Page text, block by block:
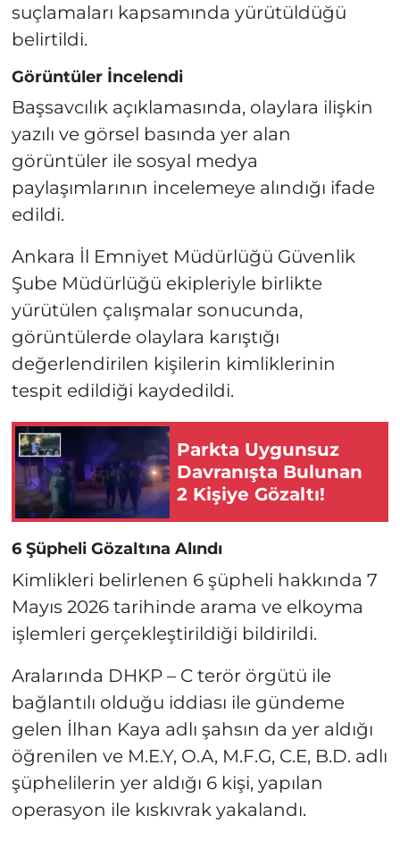
suçlamaları kapsamında yürütüldüğü
belirtildi.
Görüntüler İncelendi
Başsavcılık açıklamasında, olaylara ilişkin
yazılı ve görsel basında yer alan
görüntüler ile sosyal medya
paylaşımlarının incelemeye alındığı ifade
edildi.
Ankara İl Emniyet Müdürlüğü Güvenlik
Şube Müdürlüğü ekipleriyle birlikte
yürütülen çalışmalar sonucunda,
görüntülerde olaylara karıştığı
değerlendirilen kişilerin kimliklerinin
tespit edildiği kaydedildi.
Parkta Uygunsuz
Davranışta Bulunan
2 Kişiye Gözaltı!
6 Şüpheli Gözaltına Alındı
Kimlikleri belirlenen 6 şüpheli hakkında 7
Mayıs 2026 tarihinde arama ve elkoyma
işlemleri gerçekleştirildiği bildirildi.
Aralarında DHKP – C terör örgütü ile
bağlantılı olduğu iddiası ile gündeme
gelen İlhan Kaya adlı şahsın da yer aldığı
öğrenilen ve M.E.Y, O.A, M.F.G, C.E, B.D. adlı
şüphelilerin yer aldığı 6 kişi, yapılan
operasyon ile kıskıvrak yakalandı.